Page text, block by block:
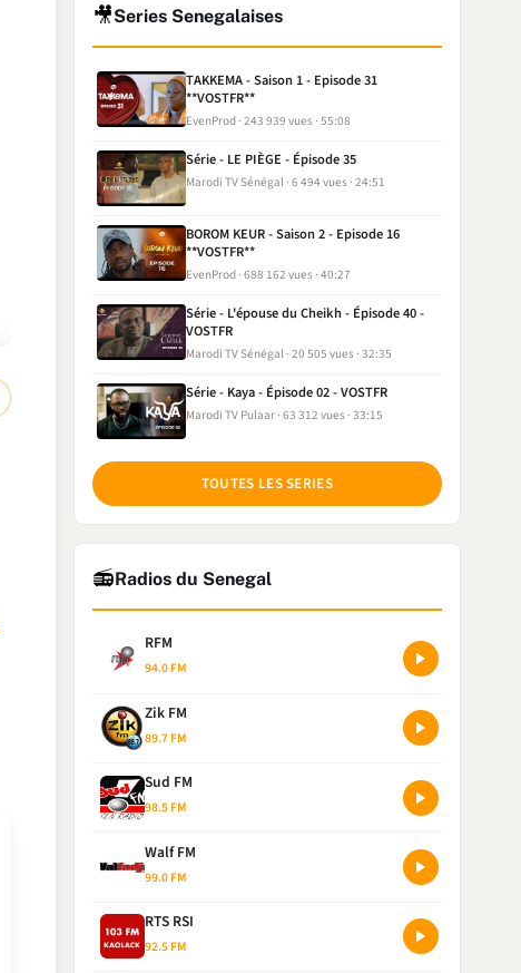
🎥Series Senegalaises
TAKKEMA - Saison 1 - Episode 31
**VOSTFR**
EvenProd 243 939 vues 55:08
Série - LE PIÈGE - Épisode 35
Marodi TV Sénégal 6 494 vues 24:51
BOROM KEUR - Saison 2 - Episode 16
**VOSTFR**
EvenProd 688 162 vues 40:27
Série - L'épouse du Cheikh - Épisode 40 -
VOSTFR
Marodi TV Sénégal 20 505 vues 32:35
Série - Kaya - Épisode 02 - VOSTFR
Marodi TV Pulaar 63 312 vues 33:15
TOUTES LES SERIES
📻Radios du Senegal
RFM
94.0 FM
Zik FM
89.7 FM
Sud FM
98.5 FM
Walf FM
99.0 FM
RTS RSI
92.5 FM